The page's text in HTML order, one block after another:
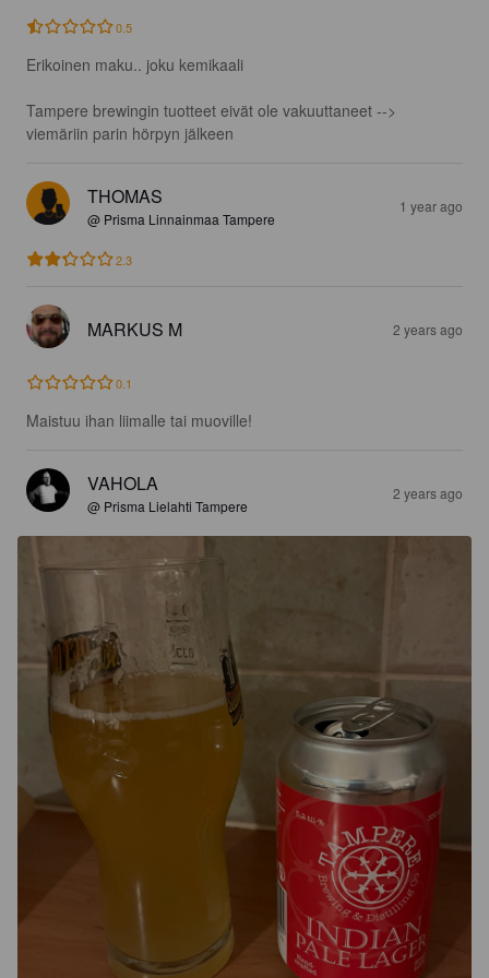
0.5
Erikoinen maku.. joku kemikaali
Tampere brewingin tuotteet eivät ole vakuuttaneet -->
viemäriin parin hörpyn jälkeen
THOMAS
@ Prisma Linnainmaa Tampere
1 year ago
2.3
MARKUS M 2 years ago
0.1
Maistuu ihan liimalle tai muoville!
VAHOLA
@ Prisma Lielahti Tampere
2 years ago